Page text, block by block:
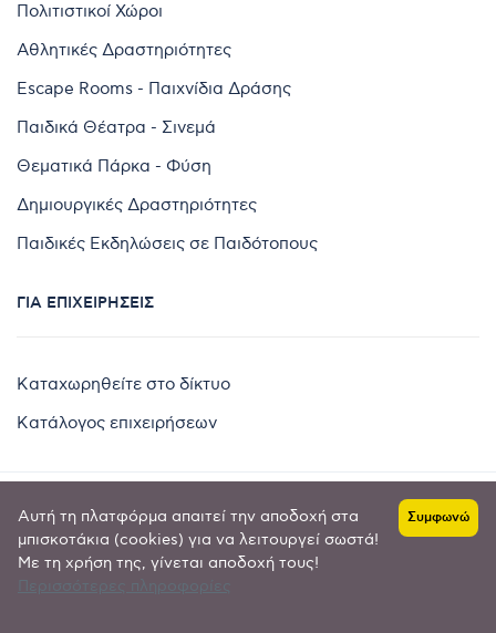
Πολιτιστικοί Χώροι
Αθλητικές Δραστηριότητες
Escape Rooms - Παιχνίδια Δράσης
Παιδικά Θέατρα - Σινεμά
Θεματικά Πάρκα - Φύση
Δημιουργικές Δραστηριότητες
Παιδικές Εκδηλώσεις σε Παιδότοπους
ΓΙΑ ΕΠΙΧΕΙΡΉΣΕΙΣ
Καταχωρηθείτε στο δίκτυο
Κατάλογος επιχειρήσεων
Copyright © 2024 by
Goldensites
Αυτή τη πλατφόρμα απαιτεί την αποδοχή στα
μπισκοτάκια (cookies) για να λειτουργεί σωστά!
Με τη χρήση της, γίνεται αποδοχή τους!
Συμφωνώ